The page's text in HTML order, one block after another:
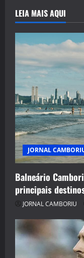
LEIA MAIS AQUI
JORNAL
Balneário
principais
JORNAL CAMBORIU